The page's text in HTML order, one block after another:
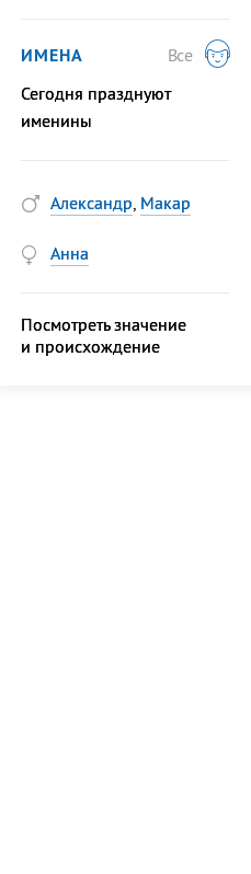
ИМЕНА
Все
Сегодня празднуют
именины
Александр, Макар
Анна
Посмотреть значение
и происхождение